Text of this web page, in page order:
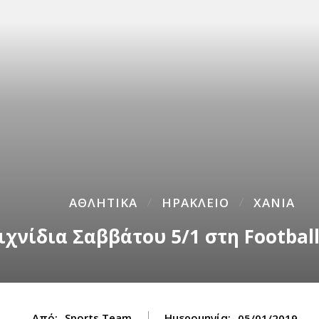
ΑΘΛΗΤΙΚΑ ΗΡΑΚΛΕΙΟ ΧΑΝΙΑ
Σαββάτου 5/1 στη